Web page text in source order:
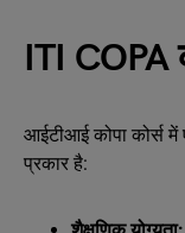
ITI COPA
आईटीआई कोपा कोर्स में
प्रकार है: